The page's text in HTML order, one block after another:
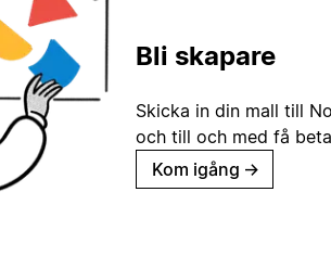
Bli skapare
Skicka in din mall till
och till och med få
Kom igång →